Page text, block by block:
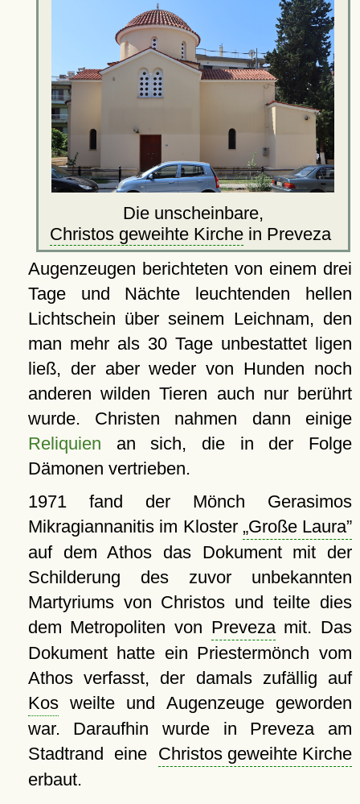
Die unscheinbare,
Christos geweihte Kirche in Preveza
Augenzeugen berichteten von einem drei
Tage und Nächte leuchtenden hellen
Lichtschein über seinem Leichnam, den
man mehr als 30 Tage unbestattet ligen
ließ, der aber weder von Hunden noch
anderen wilden Tieren auch nur berührt
wurde. Christen nahmen dann einige
Reliquien an sich, die in der Folge
Dämonen vertrieben.
1971 fand der Mönch Gerasimos
Mikragiannanitis im Kloster Große Laura
auf dem Athos das Dokument mit der
Schilderung des zuvor unbekannten
Martyriums von Christos und teilte dies
dem Metropoliten von Prevezamit. Das
Dokument hatte ein Priestermönch vom
Athos verfasst, der damals zufällig auf
Kosweilte und Augenzeuge geworden
war. Daraufhin wurde in Preveza am
Stadtrand eine Christos geweihte Kirche
erbaut.